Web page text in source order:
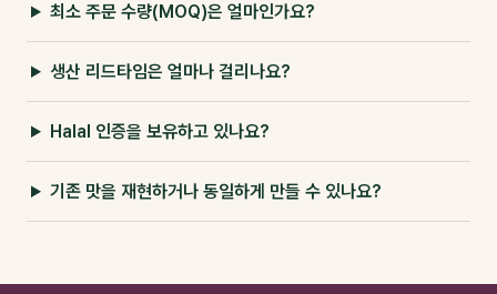
최소 주문 수량(MOQ)은 얼마인가요?
생산 리드타임은 얼마나 걸리나요?
Halal 인증을 보유하고 있나요?
기존 맛을 재현하거나 동일하게 만들 수 있나요?